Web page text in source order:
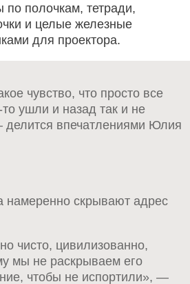
по полочкам, тетради,
и целые железные
для проектора.
чувство, что просто все
то ушли и назад так и не
делится впечатлениями Юлия
намеренно скрывают адрес
чисто, цивилизованно,
мы не раскрываем его
чтобы не испортили», —